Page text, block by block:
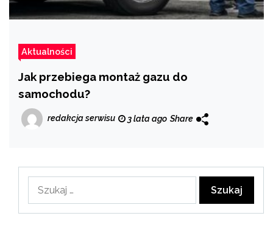
Aktualności
Jak przebiega montaż gazu do
samochodu?
redakcja serwisu 3 lata ago Share